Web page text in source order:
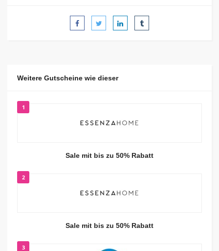
Weitere Gutscheine wie dieser
1
Sale mit bis zu 50% Rabatt
2
Sale mit bis zu 50% Rabatt
3